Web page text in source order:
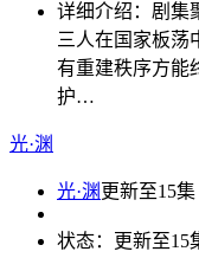
详细介绍： 剧集
三人在国家板荡
有重建秩序方能
护…
光·渊
光·渊 更新至15集
状态：
更新至15